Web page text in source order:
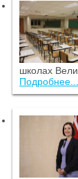
школах
Подробнее...